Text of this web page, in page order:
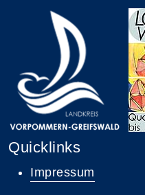
Quicklinks
Impressum